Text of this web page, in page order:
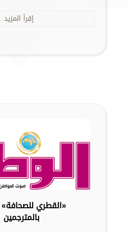
إقرأ المزيد
«القطري
بالمترجمين